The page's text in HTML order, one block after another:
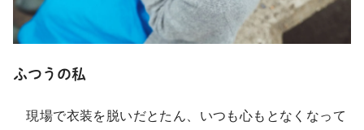
ふつうの私
現場で衣装を脱いだとたん、いつも心もとなくなって